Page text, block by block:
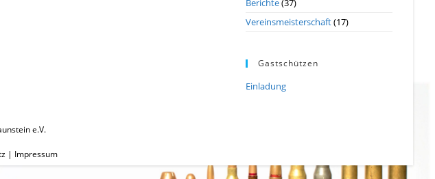
Berichte(37)
Vereinsmeisterschaft(17)
Gastschützen
Einladung
e.V.
| Impressum